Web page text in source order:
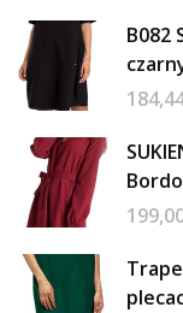
B082